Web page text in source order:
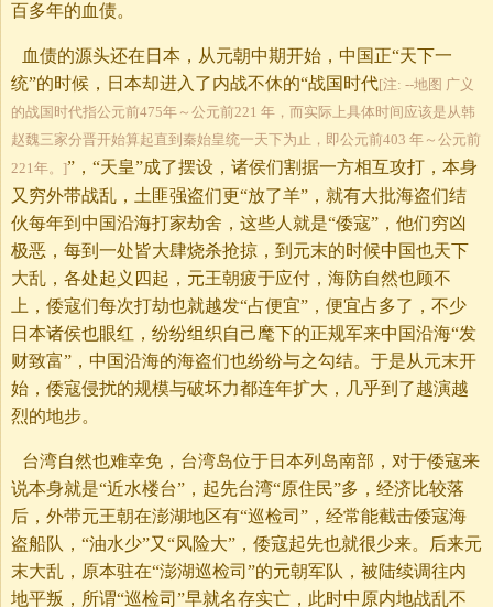
百多年的血债。
血债的源头还在日本，从元朝中期开始，中国正“天下一
统”的时候，日本却进入了内战不休的“战国时代[注: --地图 广义
的战国时代指公元前475年～公元前221 年，而实际上具体时间应该是从韩
赵魏三家分晋开始算起直到秦始皇统一天下为止，即公元前403 年～公元前
221年。]”，“天皇”成了摆设，诸侯们割据一方相互攻打，本身
又穷外带战乱，土匪强盗们更“放了羊”，就有大批海盗们结
伙每年到中国沿海打家劫舍，这些人就是“倭寇”，他们穷凶
极恶，每到一处皆大肆烧杀抢掠，到元末的时候中国也天下
大乱，各处起义四起，元王朝疲于应付，海防自然也顾不
上，倭寇们每次打劫也就越发“占便宜”，便宜占多了，不少
日本诸侯也眼红，纷纷组织自己麾下的正规军来中国沿海“发
财致富”，中国沿海的海盗们也纷纷与之勾结。于是从元末开
始，倭寇侵扰的规模与破坏力都连年扩大，几乎到了越演越
烈的地步。
台湾自然也难幸免，台湾岛位于日本列岛南部，对于倭寇来
说本身就是“近水楼台”，起先台湾“原住民”多，经济比较落
后，外带元王朝在澎湖地区有“巡检司”，经常能截击倭寇海
盗船队，“油水少”又“风险大”，倭寇起先也就很少来。后来元
末大乱，原本驻在“澎湖巡检司”的元朝军队，被陆续调往内
地平叛，所谓“巡检司”早就名存实亡，此时中原内地战乱不